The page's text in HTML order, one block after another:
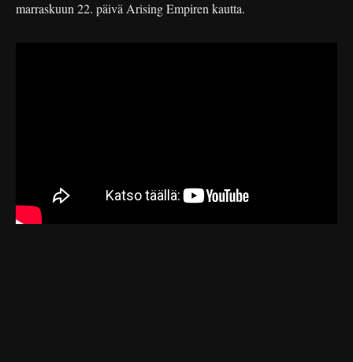
marraskuun 22. päivä Arising Empiren kautta.